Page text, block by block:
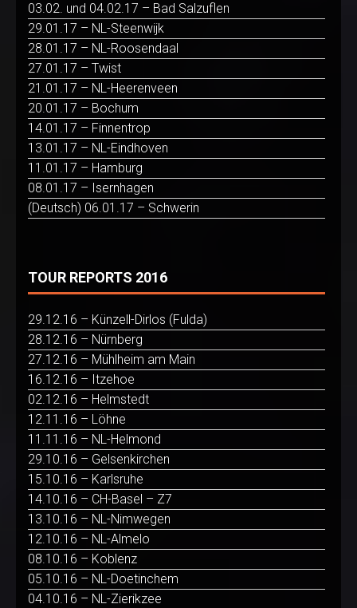
03.02. und 04.02.17 – Bad Salzuflen
29.01.17 – NL-Steenwijk
28.01.17 – NL-Roosendaal
27.01.17 – Twist
21.01.17 – NL-Heerenveen
20.01.17 – Bochum
14.01.17 – Finnentrop
13.01.17 – NL-Eindhoven
11.01.17 – Hamburg
08.01.17 – Isernhagen
(Deutsch) 06.01.17 – Schwerin
TOUR REPORTS 2016
29.12.16 – Künzell-Dirlos (Fulda)
28.12.16 – Nürnberg
27.12.16 – Mühlheim am Main
16.12.16 – Itzehoe
02.12.16 – Helmstedt
12.11.16 – Löhne
11.11.16 – NL-Helmond
29.10.16 – Gelsenkirchen
15.10.16 – Karlsruhe
14.10.16 – CH-Basel – Z7
13.10.16 – NL-Nimwegen
12.10.16 – NL-Almelo
08.10.16 – Koblenz
05.10.16 – NL-Doetinchem
04.10.16 – NL-Zierikzee